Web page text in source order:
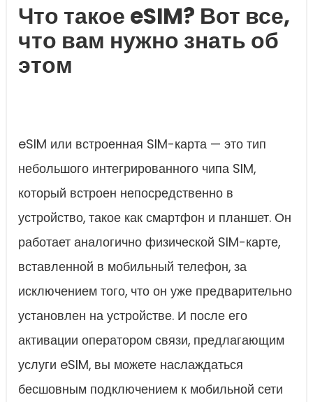
Что такое eSIM? Вот все,
что вам нужно знать об
этом
eSIM или встроенная SIM-карта — это тип
небольшого интегрированного чипа SIM,
который встроен непосредственно в
устройство, такое как смартфон и планшет. Он
работает аналогично физической SIM-карте,
вставленной в мобильный телефон, за
исключением того, что он уже предварительно
установлен на устройстве. И после его
активации оператором связи, предлагающим
услуги eSIM, вы можете наслаждаться
бесшовным подключением к мобильной сети